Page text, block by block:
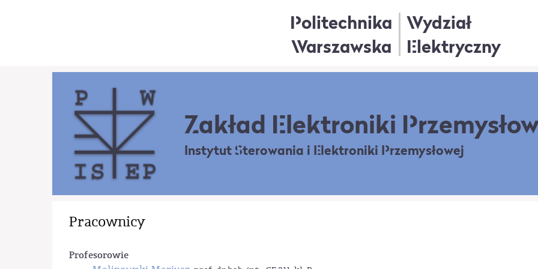
Politechnika
Warszawska
Wydział
Elektryczny
Zakład Elektroniki
Instytut Sterowania i Elektroniki Przemysłowej
Pracownicy
Profesorowie